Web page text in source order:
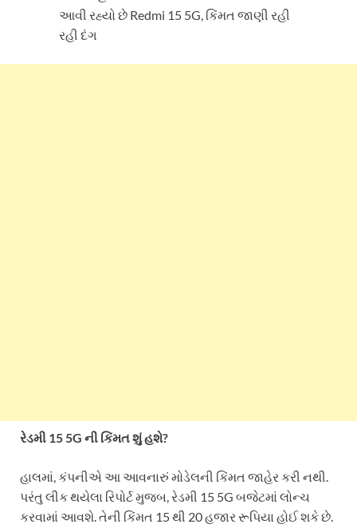
રેડમી 15 5G ની કિંમત શું હશે?
હાલમાં, કંપનીએ આ આવનારું મોડેલની કિંમત જાહેર કરી નથી.
પરંતુ લીક થયેલા રિપોર્ટ મુજબ, રેડમી 15 5G બજેટમાં લોન્ચ
કરવામાં આવશે. તેની કિંમત 15 થી 20 હજાર રૂપિયા હોઈ શકે છે.